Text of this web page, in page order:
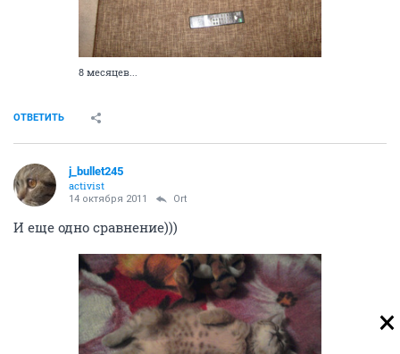
8 месяцев...
ОТВЕТИТЬ
j_bullet245
activist
14 октября 2011 Ort
И еще одно сравнение)))